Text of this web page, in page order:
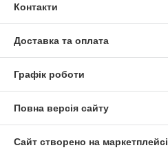
Контакти
Доставка та оплата
Графік роботи
Повна версія сайту
Сайт створено на маркетплейсі